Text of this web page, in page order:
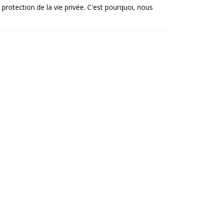
de la vie privée. C'est pourquoi, nous